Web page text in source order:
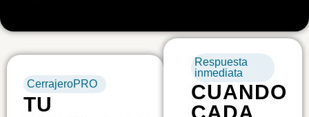
CerrajeroPRO
TU
Respuesta
inmediata
CUANDO